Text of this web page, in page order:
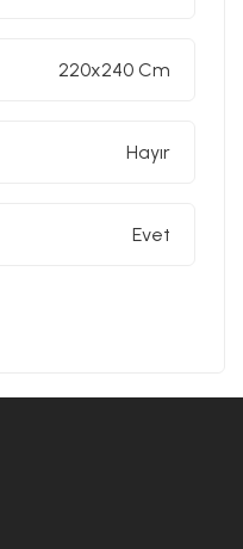
220x240 Cm
Hayır
Evet